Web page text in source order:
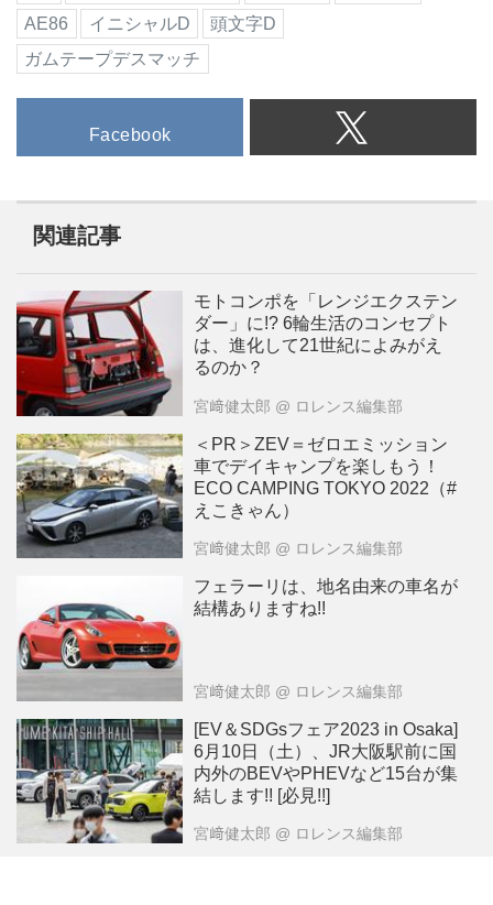
AE86
イニシャルD
頭文字D
ガムテープデスマッチ
Facebook
関連記事
モトコンポを「レンジエクステン
ダー」に!? 6輪生活のコンセプト
は、進化して21世紀によみがえ
るのか？
宮﨑健太郎 @ ロレンス編集部
＜PR＞ZEV＝ゼロエミッション
車でデイキャンプを楽しもう！
ECO CAMPING TOKYO 2022（#
えこきゃん）
宮﨑健太郎 @ ロレンス編集部
フェラーリは、地名由来の車名が
結構ありますね!!
宮﨑健太郎 @ ロレンス編集部
[EV＆SDGsフェア2023 in Osaka]
6月10日（土）、JR大阪駅前に国
内外のBEVやPHEVなど15台が集
結します!! [必見!!]
宮﨑健太郎 @ ロレンス編集部